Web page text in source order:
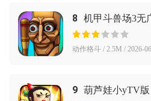
8 机甲斗兽场3无
动作格斗 / 2.5M / 2026-
9 葫芦娃小yTV版